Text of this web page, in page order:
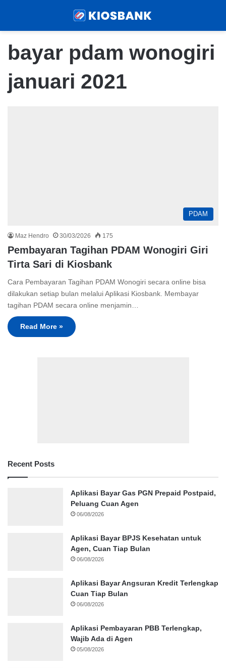
bayar pdam wonogiri
januari 2021
PDAM
Maz Hendro 30/03/2026 175
Pembayaran Tagihan PDAM Wonogiri Giri
Tirta Sari di Kiosbank
Cara Pembayaran Tagihan PDAM Wonogiri secara online bisa
dilakukan setiap bulan melalui Aplikasi Kiosbank. Membayar
tagihan PDAM secara online menjamin…
Read More »
Recent Posts
Aplikasi Bayar Gas PGN Prepaid Postpaid,
Peluang Cuan Agen
06/08/2026
Aplikasi Bayar BPJS Kesehatan untuk
Agen, Cuan Tiap Bulan
06/08/2026
Aplikasi Bayar Angsuran Kredit Terlengkap
Cuan Tiap Bulan
06/08/2026
Aplikasi Pembayaran PBB Terlengkap,
Wajib Ada di Agen
05/08/2026